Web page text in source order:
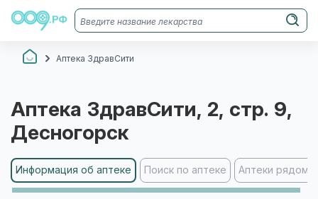
Аптека ЗдравСити
Аптека ЗдравСити, 2, стр. 9,
Десногорск
Информация об аптеке Поиск по аптеке Аптеки рядом